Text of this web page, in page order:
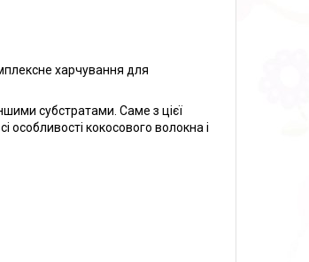
харчування для
субстратами. Саме з цієї
особливості кокосового волокна і